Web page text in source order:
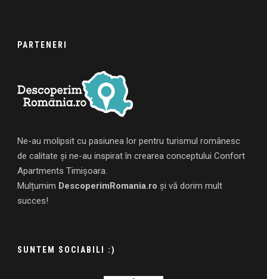
PARTENERI
Ne-au molipsit cu pasiunea lor pentru turismul românesc
de calitate și ne-au inspirat în crearea conceptului Confort
Apartments Timișoara.
Mulțumim DescoperimRomania.ro și vă dorim mult
succes!
SUNTEM SOCIABILI :)